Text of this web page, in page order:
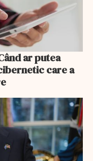
ar putea
care a